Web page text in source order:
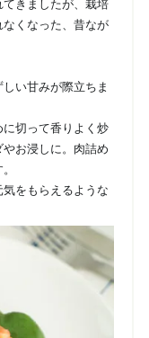
きましたが、栽培
くなった、昔なが
い甘みが際立ちま
切って香りよく炒
お浸しに。肉詰め
をもらえるような